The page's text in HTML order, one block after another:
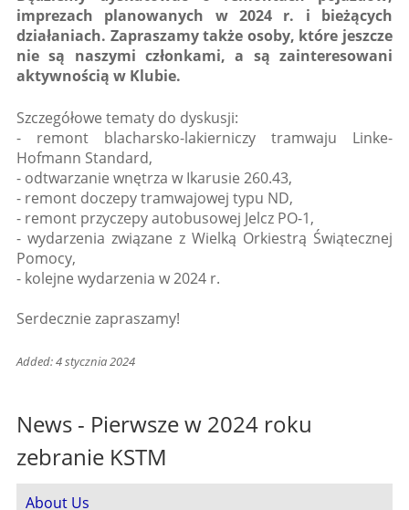
imprezach planowanych w 2024 r. i bieżących
działaniach. Zapraszamy także osoby, które jeszcze
nie są naszymi członkami, a są zainteresowani
aktywnością w Klubie.
Szczegółowe tematy do dyskusji:
- remont blacharsko-lakierniczy tramwaju Linke-
Hofmann Standard,
- odtwarzanie wnętrza w Ikarusie 260.43,
- remont doczepy tramwajowej typu ND,
- remont przyczepy autobusowej Jelcz PO-1,
- wydarzenia związane z Wielką Orkiestrą Świątecznej
Pomocy,
- kolejne wydarzenia w 2024 r.
Serdecznie zapraszamy!
Added: 4 stycznia 2024
News - Pierwsze w 2024 roku
zebranie KSTM
About Us